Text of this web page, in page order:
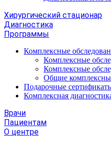
Хирургический стационар
Диагностика
Программы
Комплексные
Комплексные
Комплексные
Общие
Подарочные
Комплексная
Врачи
Пациентам
О центре